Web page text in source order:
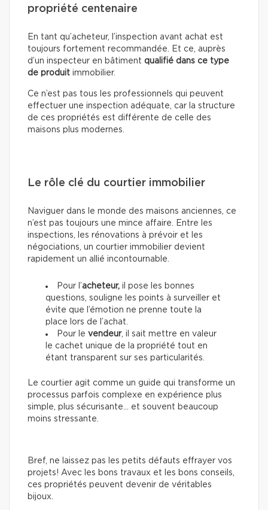
propriété centenaire
En tant qu’acheteur, l’inspection avant achat est
toujours fortement recommandée. Et ce, auprès
d’un inspecteur en bâtiment qualifié dans ce type
de produit immobilier.
Ce n’est pas tous les professionnels qui peuvent
effectuer une inspection adéquate, car la structure
de ces propriétés est différente de celle des
maisons plus modernes.
Le rôle clé du courtier immobilier
Naviguer dans le monde des maisons anciennes, ce
n’est pas toujours une mince affaire. Entre les
inspections, les rénovations à prévoir et les
négociations, un courtier immobilier devient
rapidement un allié incontournable.
Pour l’acheteur, il pose les bonnes
questions, souligne les points à surveiller et
évite que l’émotion ne prenne toute la
place lors de l’achat.
Pour le vendeur, il sait mettre en valeur
le cachet unique de la propriété tout en
étant transparent sur ses particularités.
Le courtier agit comme un guide qui transforme un
processus parfois complexe en expérience plus
simple, plus sécurisante… et souvent beaucoup
moins stressante.
Bref, ne laissez pas les petits défauts effrayer vos
projets! Avec les bons travaux et les bons conseils,
ces propriétés peuvent devenir de véritables
bijoux.